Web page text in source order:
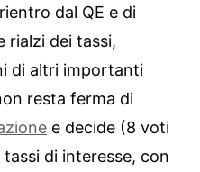
dal QE e di
rialzi dei tassi,
di altri importanti
resta ferma di
e decide (8 voti
di interesse, con